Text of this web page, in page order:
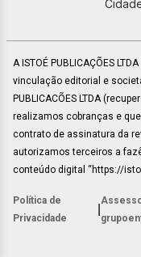
A ISTOÉ PUBLICAÇÕES
vinculação editorial e
PUBLICACÕES LTDA
realizamos cobranças e
contrato de assinatura da
autorizamos terceiros a
conteúdo digital “https://
Política de
Privacidade